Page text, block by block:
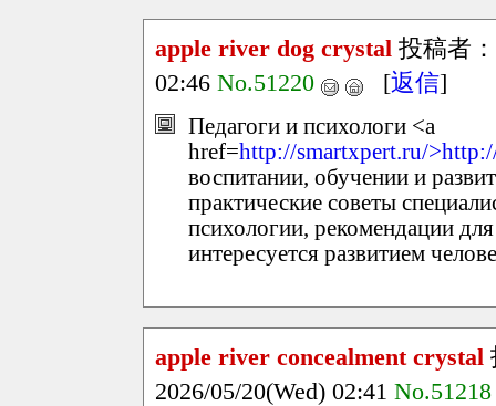
apple river dog crystal 投稿者：
02:46 No.51220 [返信]
Педагоги и психологи <a
href=http://smartxpert.ru/
воспитании, обучении и
практические советы
психологии, рекомендации
интересуется развитием
apple river concealment crystal
2026/05/20(Wed) 02:41 No.51218